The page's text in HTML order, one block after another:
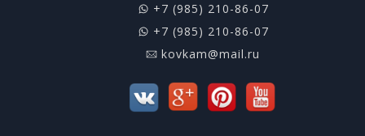
+7 (985) 210-86-07
+7 (985) 210-86-07
kovkam@mail.ru